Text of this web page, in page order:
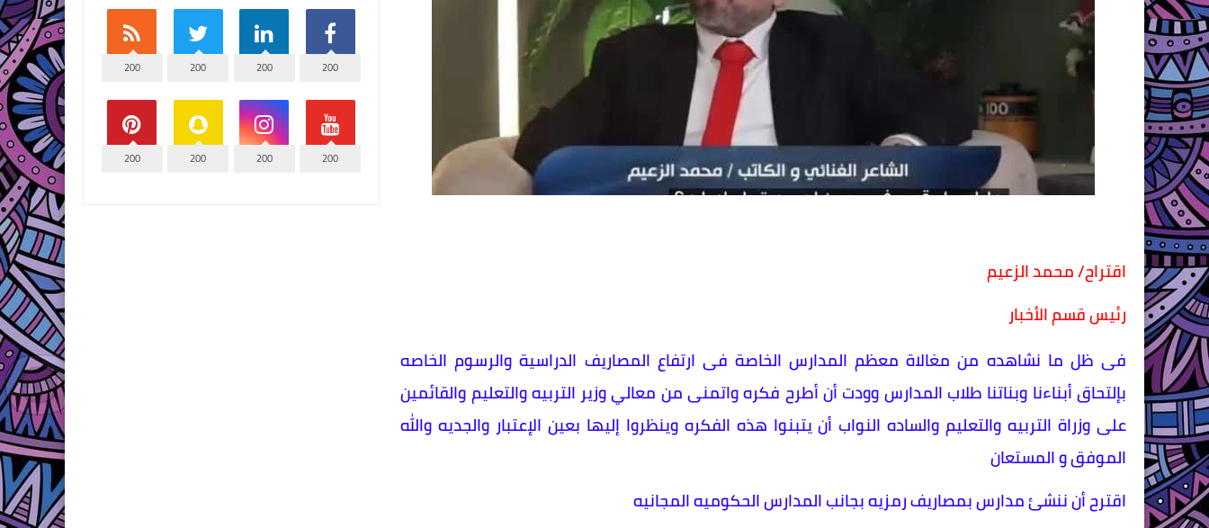
اقتراح/ محمد الزعيم
رئيس قسم الأخبار
فى ظل ما نشاهده من مغالاة معظم المدارس الخاصة فى ارتفاع المصاريف الدراسية والرسوم الخاصه
بإلتحاق أبناءنا وبناتنا طلاب المدارس وودت أن أطرح فكره واتمنى من معالي وزير التربيه والتعليم والقائمين
على وزراة التربيه والتعليم والساده النواب أن يتبنوا هذه الفكره وينظروا إليها بعين الإعتبار والجديه والله
الموفق و المستعان
اقترح أن ننشئ مدارس بمصاريف رمزيه بجانب المدارس الحكوميه المجانيه
200
200
200
200
200
200
200
200